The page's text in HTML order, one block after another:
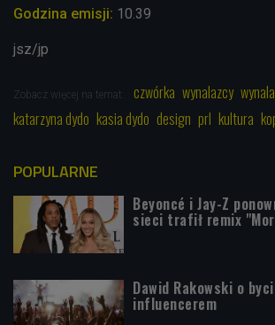
Godzina emisji: 10.39
jsz/jp
Zobacz więcej na temat: czwórka wynalazcy
katarzyna dydo kasia dydo design prl kultura
POPULARNE
Beyoncé i Jay-Z
sieci trafił remix
Dawid Rakowski o
influencerem